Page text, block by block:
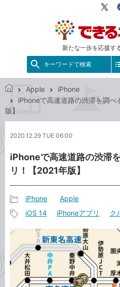
新たな一歩を応援す
X
キーワードで検索
で
き
ッ
Apple
iPhone
iPhoneで高速道路の渋滞を調
版】
2020.12.29 TUE 06:00
iPhoneで高速道路の渋滞
リ！【2021年版】
事
カ
テ
ゴ
リ
iPhone Apple
タ
グ
iOS 14 iPhoneアプリ ク